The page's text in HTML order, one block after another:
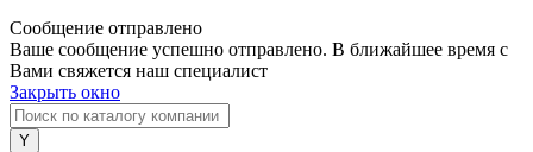
Сообщение отправлено
Ваше сообщение успешно отправлено. В ближайшее время с
Вами свяжется наш специалист
Закрыть окно